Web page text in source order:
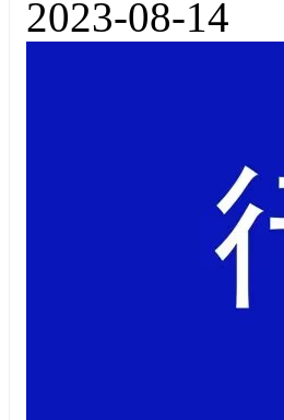
2023-08-14